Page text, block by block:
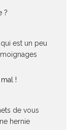
?
est un peu
!
de vous
hernie